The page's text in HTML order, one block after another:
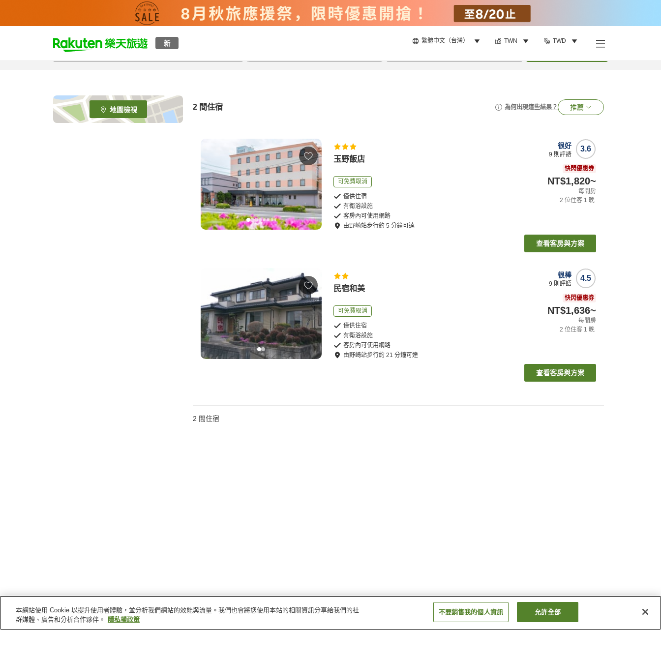
新 繁體中文（台灣） TWN TWD
t
p
e
_
s
地圖檢視 2 間住宿 為何出現這些結果？ 推薦
玉野飯店
可免費取消
僅供住宿
有衛浴設施
客房內可使用網路
由野崎站步行約5 分鐘可達
3.6
很好
9 則評語
快閃優惠券
NT$1,820~
每間房
2 位住客 1 晚
查看客房與方案
民宿和美
可免費取消
僅供住宿
有衛浴設施
客房內可使用網路
由野崎站步行約21 分鐘可達
4.5
很棒
9 則評語
快閃優惠券
NT$1,636~
每間房
2 位住客 1 晚
查看客房與方案
2 間住宿
本網站使用 Cookie 以提升使用者體驗，並分析我們網站的效能與流量。我們也會將您使用本站的相關資訊分享給我們的社
群媒體、廣告和分析合作夥伴。
隱私權政策
不要銷售我的個人資訊 允許全部